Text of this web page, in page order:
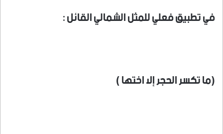
في تطبيق فعلي للمثل الشمالي القائل :
(ما تكسر الحجر إلا اختها )